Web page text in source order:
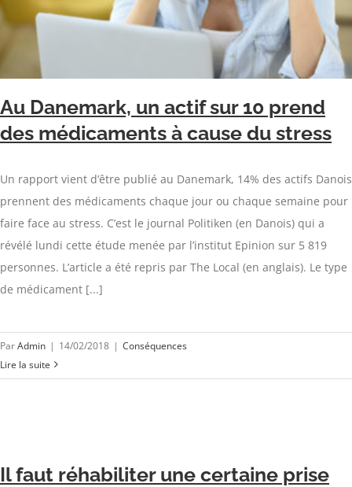
Au Danemark, un actif sur 10 prend
des médicaments à cause du stress
Un rapport vient d’être publié au Danemark, 14% des actifs Danois
prennent des médicaments chaque jour ou chaque semaine pour
faire face au stress. C’est le journal Politiken (en Danois) qui a
révélé lundi cette étude menée par l’institut Epinion sur 5 819
personnes. L’article a été repris par The Local (en anglais). Le type
de médicament [...]
ParAdmin | 14/02/2018 | Conséquences
Lire la suite
Il faut réhabiliter une certaine prise